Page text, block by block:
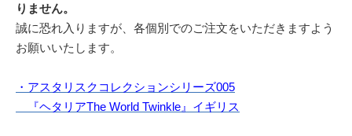
りません。
誠に恐れ入りますが、各個別でのご注文をいただきますよう
お願いいたします。
・アスタリスクコレクションシリーズ005
『ヘタリアThe World Twinkle』イギリス